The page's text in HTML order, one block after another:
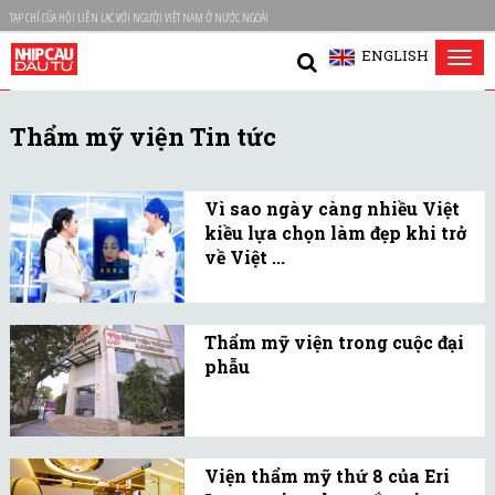
TẠP CHÍ CỦA HỘI LIÊN LẠC VỚI NGƯỜI VIỆT NAM Ở NƯỚC NGOÀI
ENGLISH
Thẩm mỹ viện Tin tức
Vì sao ngày càng nhiều Việt
kiều lựa chọn làm đẹp khi trở
về Việt ...
kỳ nghỉ để nâng mũi, cắt
mí hay điều trị da công
nhiều Việt kiều.
Thẩm mỹ viện trong cuộc đại
phẫu
làm đẹp trở thành quá xa
xỉ.
Viện thẩm mỹ thứ 8 của Eri